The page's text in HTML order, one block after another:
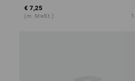
€ 7,25
(m. MwSt.) 1